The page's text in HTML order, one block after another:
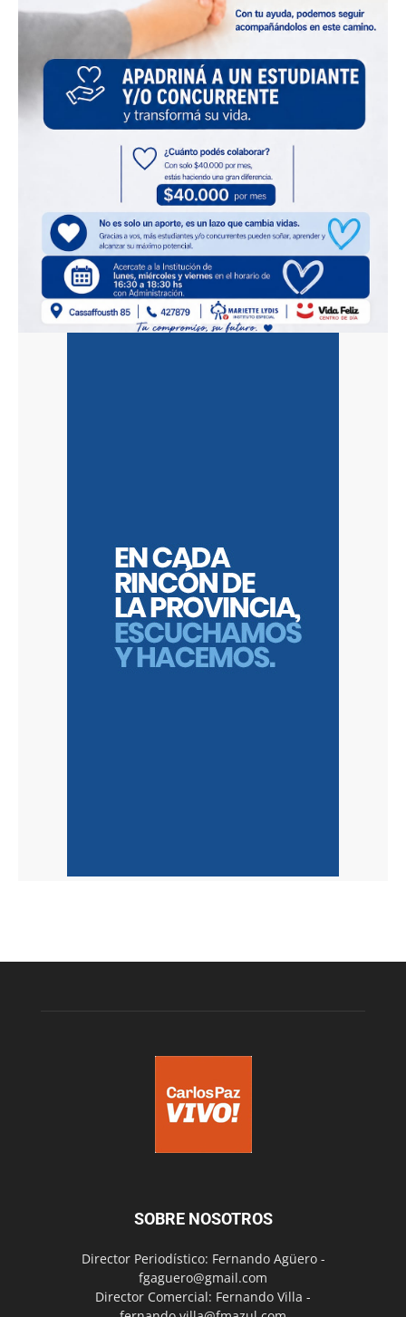
SOBRE NOSOTROS
Director Periodístico: Fernando Agüero -
fgaguero@gmail.com
Director Comercial: Fernando Villa -